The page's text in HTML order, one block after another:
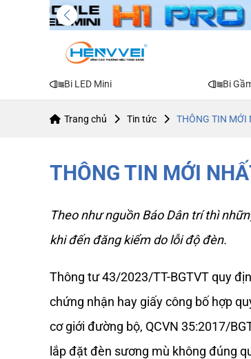
Bi LED Mini Bi
Trang chủ Tin tức THÔNG TIN MỚI
THÔNG TIN MỚI
Theo như nguồn Báo Dân trí thì
khi đến đăng kiểm do lỗi độ đèn.
Thông tư 43/2023/TT-BGTVT quy
chứng nhận hay giấy công bố hợp
cơ giới đường bộ, QCVN 35:2017/
lắp đặt đèn sương mù không đúng